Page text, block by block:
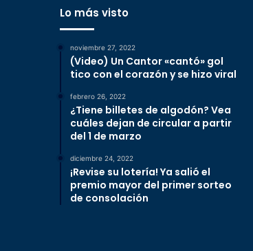
Lo más visto
noviembre 27, 2022
(Video) Un Cantor «cantó» gol
tico con el corazón y se hizo viral
febrero 26, 2022
¿Tiene billetes de algodón? Vea
cuáles dejan de circular a partir
del 1 de marzo
diciembre 24, 2022
¡Revise su lotería! Ya salió el
premio mayor del primer sorteo
de consolación